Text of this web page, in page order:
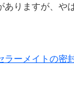
ありますが、や
ーメイトの密